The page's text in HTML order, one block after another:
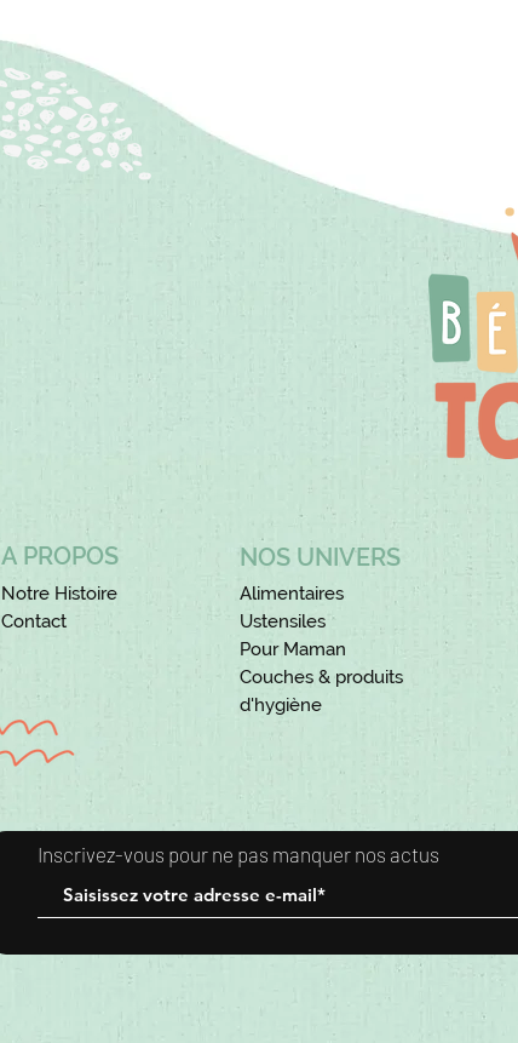
A PROPOS
Notre Histoire
Contact
NOS UNIVERS
Alimentaires
Ustensiles
Pour Maman
Couches & produits
d'hygiène
​Inscrivez-vous pour ne pas manquer nos actus